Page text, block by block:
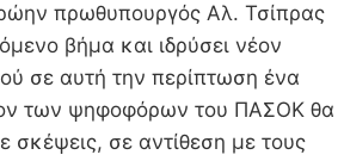
πρωθυπουργός Αλ. Τσίπρας
βήμα και ιδρύσει νέον
σε αυτή την περίπτωση ένα
των ψηφοφόρων του ΠΑΣΟΚ θα
σκέψεις, σε αντίθεση με τους